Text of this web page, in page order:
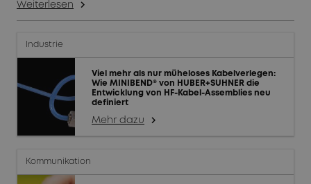
Weiterlesen arrow_forward_ios
Industrie
Viel mehr als nur müheloses Kabelverlegen:
Wie MINIBEND® von HUBER+SUHNER die
Entwicklung von HF-Kabel-Assemblies neu
definiert
Mehr dazu arrow_forward_ios
Kommunikation